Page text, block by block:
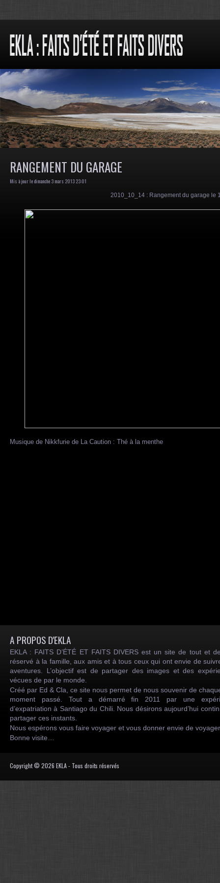
RANGEMENT DU GARAGE
Mis à jour le dimanche 3 mars 2013 23:01
2010_10_14 : Rangement du garage le
Musique de Nikkfurie de La Caution : Thé à la menthe
A PROPOS D'EKLA
EKLA : FAITS D’ÉTÉ ET FAITS DIVERS est un site de tout et
réservé à la famille, aux amis et à tous ceux qui ont envie de
aventures. L’objectif est de partager des images et des
vécues de par le monde.
Créé par Ed & Cla, ce site nous permet de nous souvenir de
moment passé. Tout a démarré fin 2011 par une
d’expatriation à Santiago du Chili. Nous désirons aujourd’hui
partager ces instants.
Nous espérons vous faire voyager et vous donner envie de
Bonne visite…
Copyright © 2026 EKLA - Tous droits réservés